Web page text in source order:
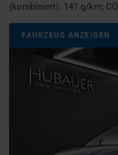
(kombiniert): 141 g/km; CO
FAHRZEUG ANZEIGEN